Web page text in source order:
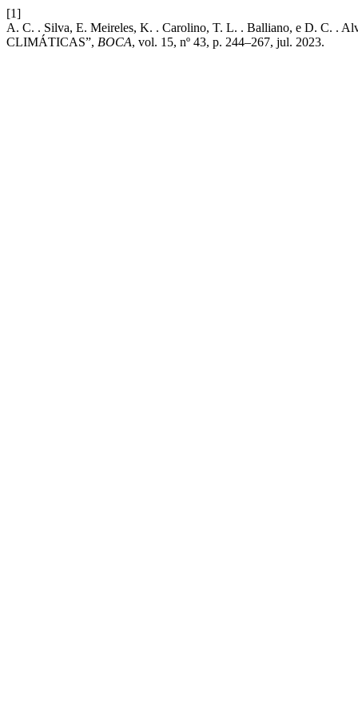
[1]
A. C. . Silva, E. Meireles, K. . Carolino, T. L. . Balliano, e D. C.
CLIMÁTICAS”, BOCA, vol. 15, nº 43, p. 244–267, jul. 2023.